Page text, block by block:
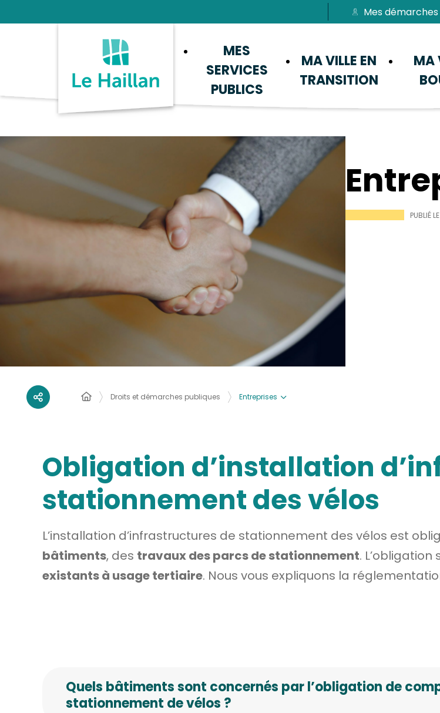
Passer au contenu
Mes démarches
MES
SERVICES
PUBLICS
MA VILLE EN
TRANSITION
MA
PUBLIÉ LE
Droits et démarches publiques Entreprises
Obligation d’installation
stationnement des vélos
L’installation d’infrastructures de stationnement des vélos est
bâtiments, des travaux des parcs de stationnement.
existantsà usage tertiaire. Nous vous expliquons la
Quels bâtiments sont concernés par l’obligation de
stationnement de vélos ?